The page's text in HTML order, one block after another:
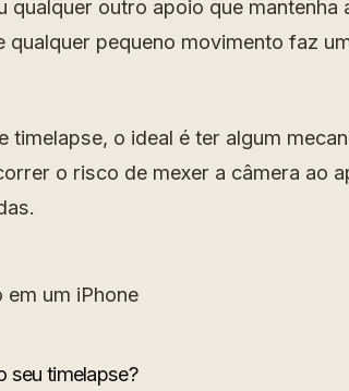
qualquer outro apoio que mantenha
pequeno movimento faz
timelapse, o ideal é ter algum
o risco de mexer a câmera ao
seu timelapse?